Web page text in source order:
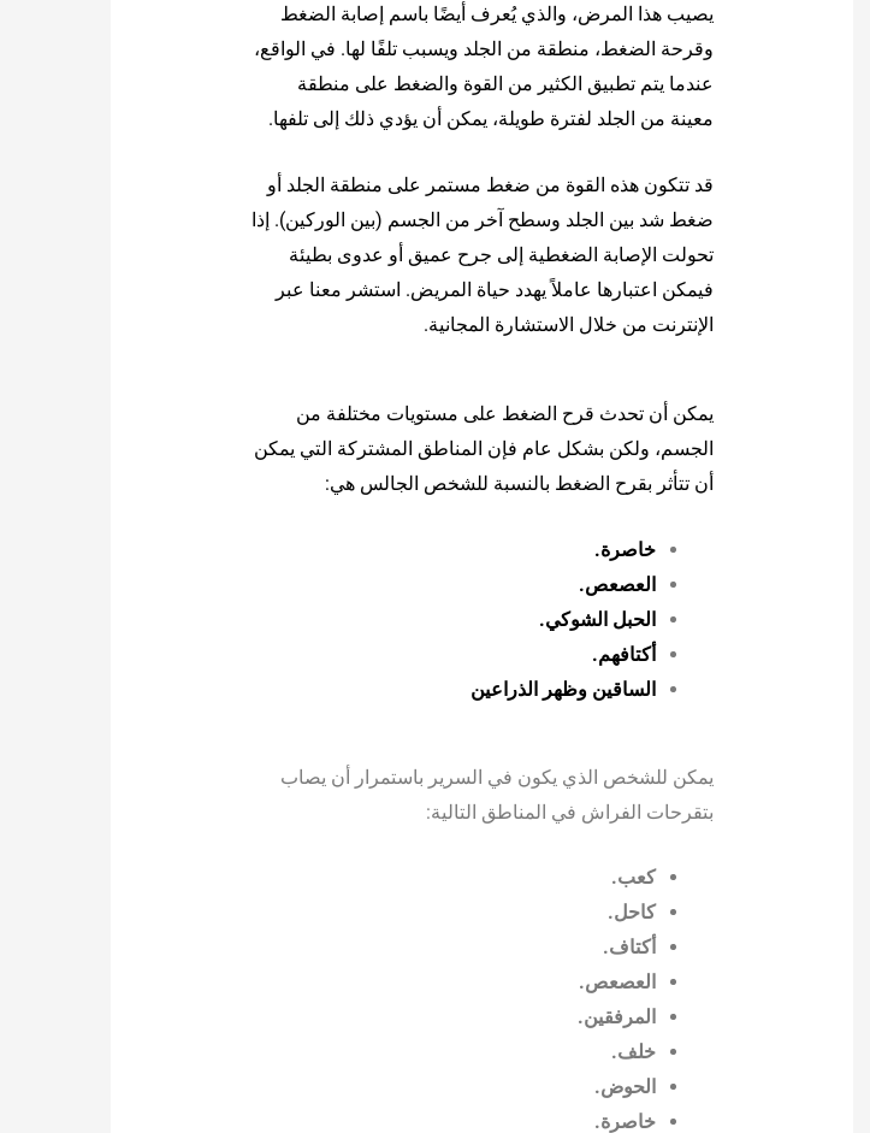
يصيب هذا المرض، والذي يُعرف أيضًا باسم إصابة الضغط
وقرحة الضغط، منطقة من الجلد ويسبب تلفًا لها. في الواقع،
عندما يتم تطبيق الكثير من القوة والضغط على منطقة
معينة من الجلد لفترة طويلة، يمكن أن يؤدي ذلك إلى تلفها.
قد تتكون هذه القوة من ضغط مستمر على منطقة الجلد أو
ضغط شد بين الجلد وسطح آخر من الجسم (بين الوركين). إذا
تحولت الإصابة الضغطية إلى جرح عميق أو عدوى بطيئة
فيمكن اعتبارها عاملاً يهدد حياة المريض. استشر معنا عبر
الإنترنت من خلال الاستشارة المجانية.
يمكن أن تحدث قرح الضغط على مستويات مختلفة من
الجسم، ولكن بشكل عام فإن المناطق المشتركة التي يمكن
أن تتأثر بقرح الضغط بالنسبة للشخص الجالس هي:
خاصرة.
العصعص.
الحبل الشوكي.
أكتافهم.
الساقين وظهر الذراعين
يمكن للشخص الذي يكون في السرير باستمرار أن يصاب
بتقرحات الفراش في المناطق التالية:
كعب.
كاحل.
أكتاف.
العصعص.
المرفقين.
خلف.
الحوض.
خاصرة.